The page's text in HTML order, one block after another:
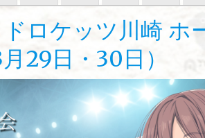
ドロケッツ川崎 ホ
29日・30日）